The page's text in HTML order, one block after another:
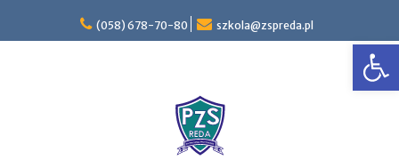
content
(058) 678-70-80 szkola@zspreda.pl